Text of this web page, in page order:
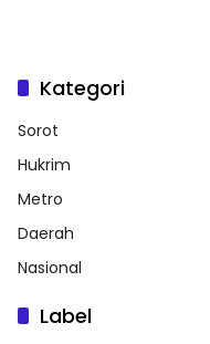
Kategori
Sorot
Hukrim
Metro
Daerah
Nasional
Label